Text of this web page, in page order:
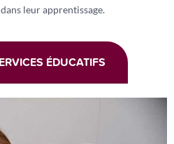
leur apprentissage.
ÉDUCATIFS